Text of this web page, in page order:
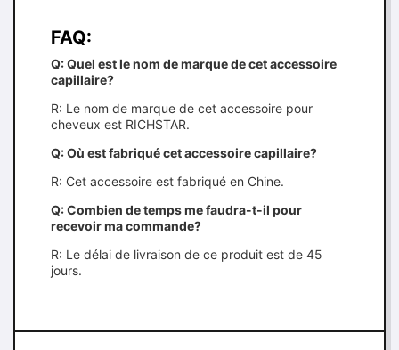
FAQ:
Q: Quel est le nom de marque de cet accessoire
capillaire?
R: Le nom de marque de cet accessoire pour
cheveux est RICHSTAR.
Q: Où est fabriqué cet accessoire capillaire?
R: Cet accessoire est fabriqué en Chine.
Q: Combien de temps me faudra-t-il pour
recevoir ma commande?
R: Le délai de livraison de ce produit est de 45
jours.